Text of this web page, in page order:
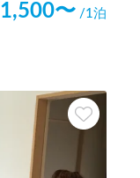
1,500〜 /1泊